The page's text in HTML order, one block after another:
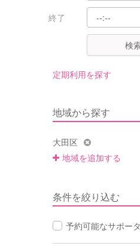
終了
検
定期利用を探す
地域から探す
大田区
地域を追加する
条件を絞り込む
予約可能なサポー